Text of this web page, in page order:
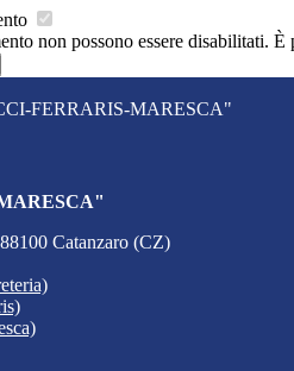
non possono essere disabilitati.
FERRARIS-MARESCA"
Catanzaro (CZ)